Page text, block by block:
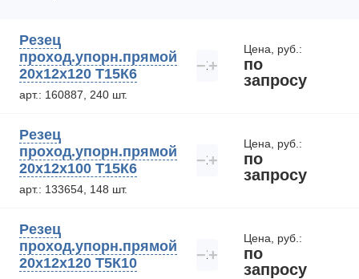
Резец
проход.упорн.прямой
20х12х120 Т15К6
арт.: 160887, 240 шт.
− +
Цена, руб.:
по
запросу
Резец
проход.упорн.прямой
20х12х100 Т15К6
арт.: 133654, 148 шт.
− +
Цена, руб.:
по
запросу
Резец
проход.упорн.прямой
20х12х120 Т5К10
− +
Цена, руб.:
по
запросу